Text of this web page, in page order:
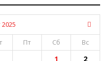
Пт Сб Вс
1
2